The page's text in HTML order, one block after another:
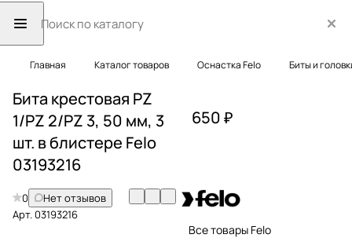
Главная Каталог товаров Оснастка Felo Биты и
Бита крестовая PZ
1/PZ 2/PZ 3, 50 мм, 3
шт. в блистере Felo
03193216
0
Нет отзывов
Арт.03193216
650 ₽
Все товары Felo